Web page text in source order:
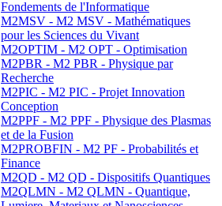
Fondements de l'Informatique
M2MSV - M2 MSV - Mathématiques
pour les Sciences du Vivant
M2OPTIM - M2 OPT - Optimisation
M2PBR - M2 PBR - Physique par
Recherche
M2PIC - M2 PIC - Projet Innovation
Conception
M2PPF - M2 PPF - Physique des Plasmas
et de la Fusion
M2PROBFIN - M2 PF - Probabilités et
Finance
M2QD - M2 QD - Dispositifs Quantiques
M2QLMN - M2 QLMN - Quantique,